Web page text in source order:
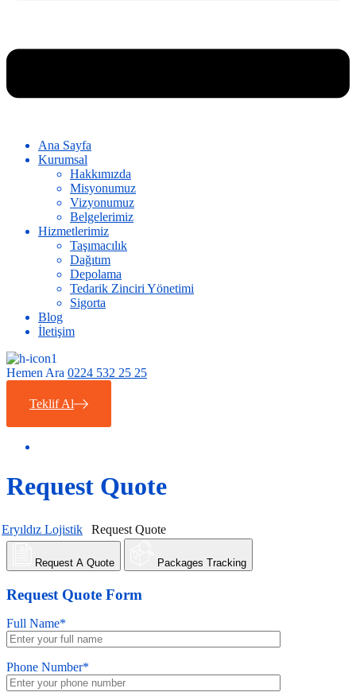
Ana Sayfa
Kurumsal
Hakkımızda
Misyonumuz
Vizyonumuz
Belgelerimiz
Hizmetlerimiz
Taşımacılık
Dağıtım
Depolama
Tedarik Zinciri Yönetimi
Sigorta
Blog
İletişim
Hemen Ara 0224 532 25 25
Teklif Al
Request Quote
Eryıldız Lojistik Request Quote
Request A Quote Packages Tracking
Request Quote Form
Full Name*
Phone Number*